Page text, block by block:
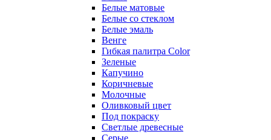
Белые матовые
Белые со стеклом
Белые эмаль
Венге
Гибкая палитра Color
Зеленые
Капучино
Коричневые
Молочные
Оливковый цвет
Под покраску
Светлые древесные
Серые